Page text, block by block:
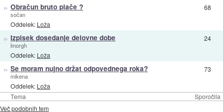
Tema Sporočila
» Obračun bruto plače ?
sočan
Oddelek: Loža
68
» Izpisek dosedanje delovne dobe
lmorgh
Oddelek: Loža
24
» Se moram nujno držat odpovednega roka?
mikena
Oddelek: Loža
73
Več podobnih tem